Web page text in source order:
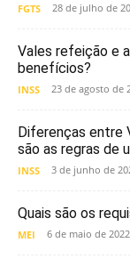
FGTS 28 de julho de
Vales refeição e
benefícios?
INSS 23 de agosto de
Diferenças entre
são as regras de
INSS 3 de junho de
Quais são os
MEI 6 de maio de 2022